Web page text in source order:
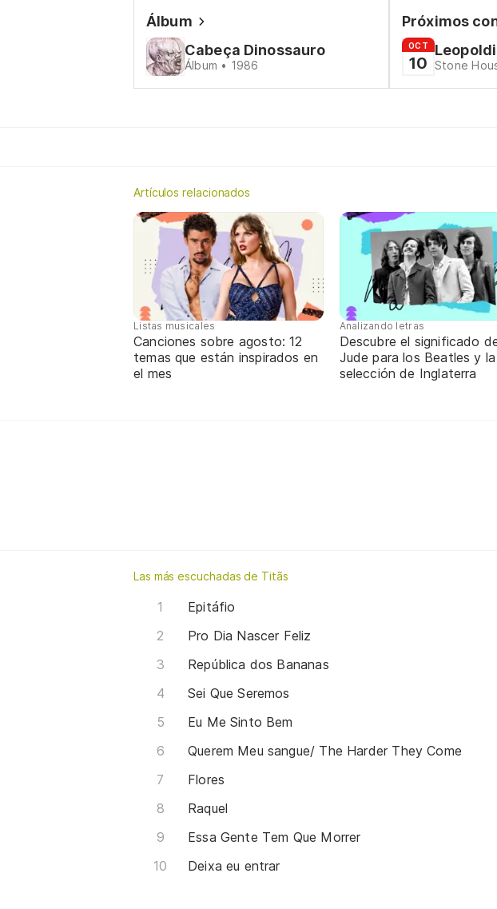
Álbum
Cabeça Dinossauro
Álbum • 1986
Próximos
OCT
10 Stone
Artículos relacionados
Listas musicales
Canciones sobre agosto: 12
temas que están inspirados en
el mes
Analizando letras
Descubre el significado
Jude para los Beatles y la
selección de Inglaterra
Las más escuchadas de Titãs
Epitáfio
Pro Dia Nascer Feliz
República dos Bananas
Sei Que Seremos
Eu Me Sinto Bem
Querem Meu sangue/ The Harder They Come
Flores
Raquel
Essa Gente Tem Que Morrer
Deixa eu entrar